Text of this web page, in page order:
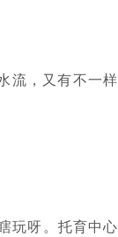
流，又有不一样
玩呀。托育中心